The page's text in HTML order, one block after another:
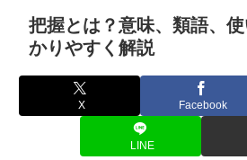
把握とは？意味、類語、
かりやすく解説
X Facebook
LINE